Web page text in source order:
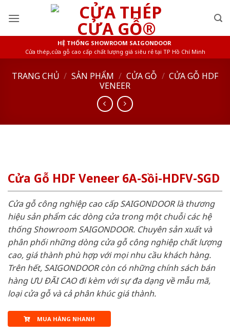
HỆ THỐNG SHOWROOM SAIGONDOOR
Cửa thép,cửa gỗ cao cấp chất lượng giá siêu rẻ tại TP Hồ Chí Minh
TRANG CHỦ / SẢN PHẨM / CỬA GỖ / CỬA GỖ HDF
VENEER
Cửa Gỗ HDF Veneer 6A-Sồi-HDFV-SGD
Cửa gỗ công nghiệp cao cấp SAIGONDOOR là thương
hiệu sản phẩm các dòng cửa trong một chuỗi các hệ
thống Showroom SAIGONDOOR. Chuyên sản xuất và
phân phối những dòng cửa gỗ công nghiệp chất lượng
cao, giá thành phù hợp với mọi nhu cầu khách hàng.
Trên hết, SAIGONDOOR còn có những chính sách bán
hàng ƯU ĐÃI CAO đi kèm với sự đa dạng về mẫu mã,
loại cửa gỗ và cả phân khúc giá thành.
MUA HÀNG NHANH